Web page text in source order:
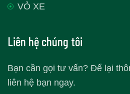
VỎ XE
Liên hệ chúng tôi
Bạn cần gọi tư vấn? Để lại
liên hệ bạn ngay.